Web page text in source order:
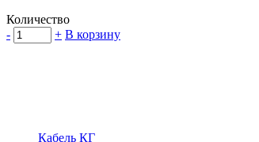
Количество
-
+ В корзину
Кабель КГ